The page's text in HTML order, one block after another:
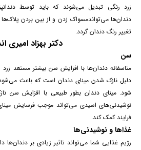
زرد رنگی تبدیل می‌شوند که باید توسط
دندان‌ها می‌تواندمسواک زدنو از بین بردن
تغییر رنگ دندان گردد.
دکتر بهزاد امیری
سن
متاسفانه دندان‌ها با افزایش سن بیشتر مستعد
دلیل نازک شدن مینای دندان است که باعث
شود. مینای دندانبطور طبیعی با افزایش سن
نوشیدنی‌های اسیدی می‌تواند موجب فرسایش
فرایند کمک کند.
غذاها و نوشیدنی‌ها
رژیم غذایی شما می‌تواند تاثیر زیادی بر